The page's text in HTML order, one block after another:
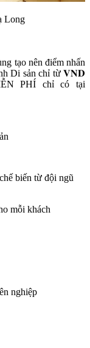
Long
tạo nên điểm nhấn
Di sản chỉ từ 𝐕𝐍𝐃
PHÍ chỉ có tại
biến từ đội ngũ
mỗi khách
nghiệp